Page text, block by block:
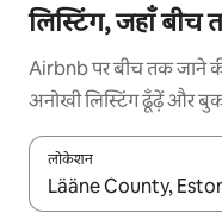
लिस्टिंग, जहाँ बीच
Airbnb पर बीच तक जाने
अनोखी लिस्टिंग ढूँढ़ें और
लोकेशन
नतीजों के उपलब्ध होने पर,